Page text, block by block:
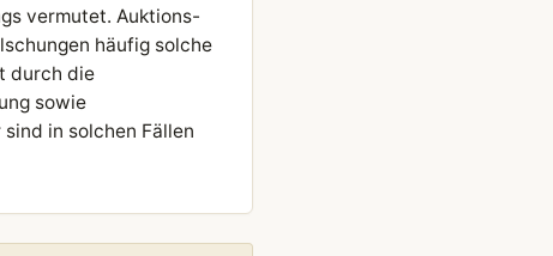
vermutet. Auktions-
häufig solche
durch die
sowie
in solchen Fällen